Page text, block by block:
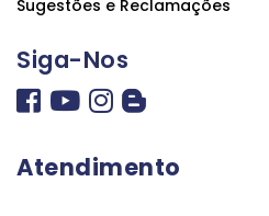
Sugestões e Reclamações
Siga-Nos
Atendimento